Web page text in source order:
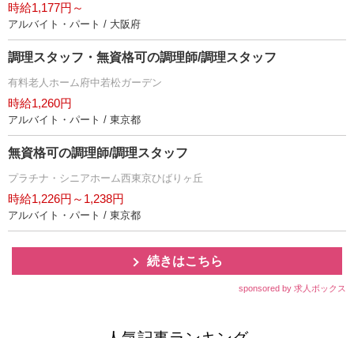
時給1,177円～
アルバイト・パート / 大阪府
調理スタッフ・無資格可の調理師/調理スタッフ
有料老人ホーム府中若松ガーデン
時給1,260円
アルバイト・パート / 東京都
無資格可の調理師/調理スタッフ
プラチナ・シニアホーム西東京ひばりヶ丘
時給1,226円～1,238円
アルバイト・パート / 東京都
続きはこちら
sponsored by 求人ボックス